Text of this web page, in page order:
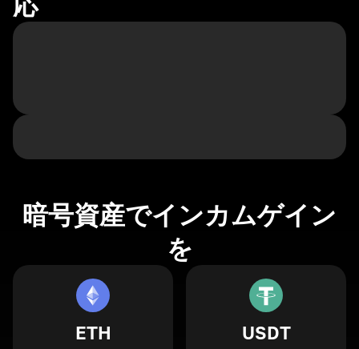
暗号資産でインカムゲイン
を
ETH USDT